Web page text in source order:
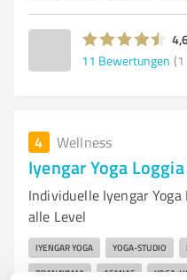
11 Bewertungen (1
4 Wellness
Iyengar Yoga
Individuelle Iyengar
alle Level
IYENGAR YOGA YOGA-STUDIO
PRANAYAMA ASANAS YOGA-